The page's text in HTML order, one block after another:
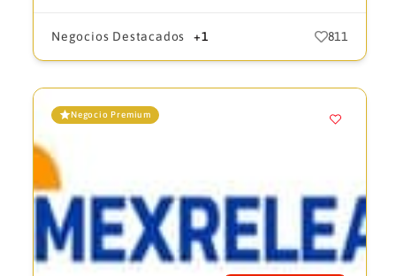
Negocios Destacados +1 811
Negocio Premium